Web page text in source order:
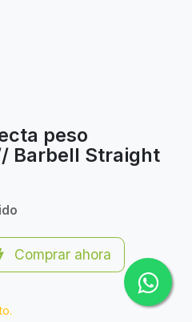
peso
Barbell Straight
Comprar ahora